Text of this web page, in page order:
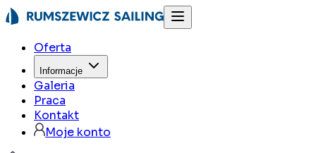
Oferta
Informacje
Galeria
Praca
Kontakt
Moje konto